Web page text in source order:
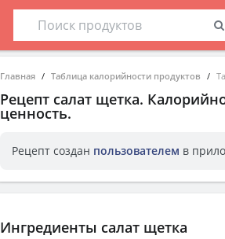
Главная Таблица калорийности продуктов
Рецепт салат щетка.
ценность.
Рецепт создан пользователем в
Ингредиенты салат щетка